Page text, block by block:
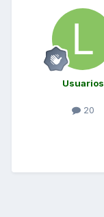
Usuarios
20